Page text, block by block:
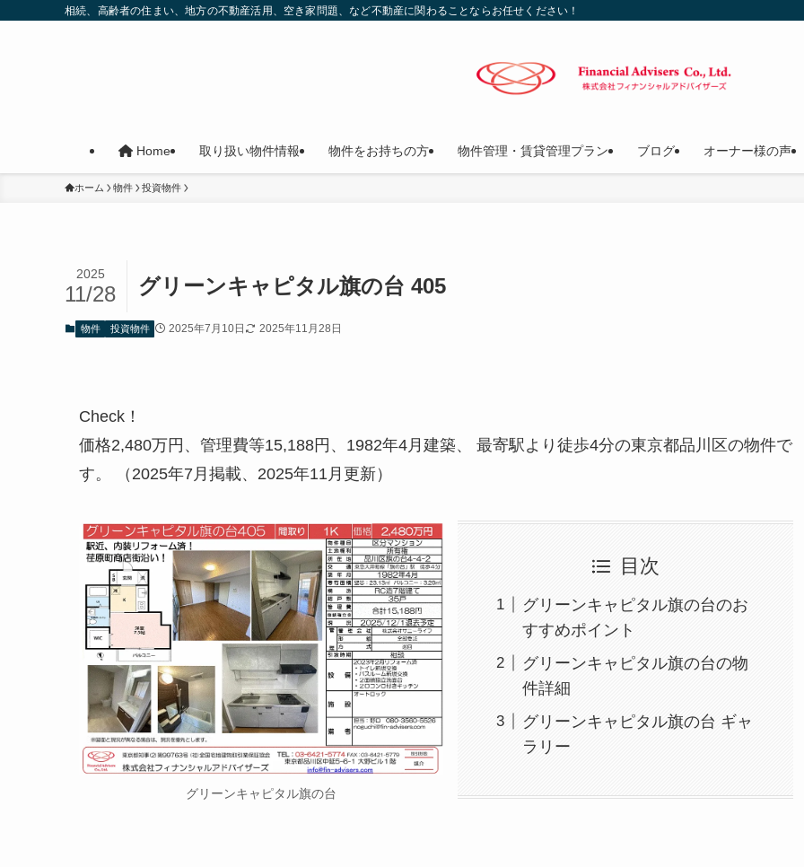
相続、高齢者の住まい、地方の不動産活用、空き家問題、など不動産に関わることならお任せください！
Home 取り扱い物件情報 物件をお持ちの方 物件管理・賃貸管理プラン ブログ オーナー様の声
ホーム 物件 投資物件
グリーンキャピタル旗の台 405
2025
11/28
物件 投資物件 2025年7月10日 2025年11月28日
Check！
価格2,480万円、 管理費等15,188円 、 1982年4月建築、 最寄駅より徒歩4分の東京都品川区の物件で
す。 （2025年7月掲載、2025年11月更新）
グリーンキャピタル旗の台
目次
グリーンキャピタル旗の台のお
すすめポイント
グリーンキャピタル旗の台の物
件詳細
グリーンキャピタル旗の台 ギャ
ラリー